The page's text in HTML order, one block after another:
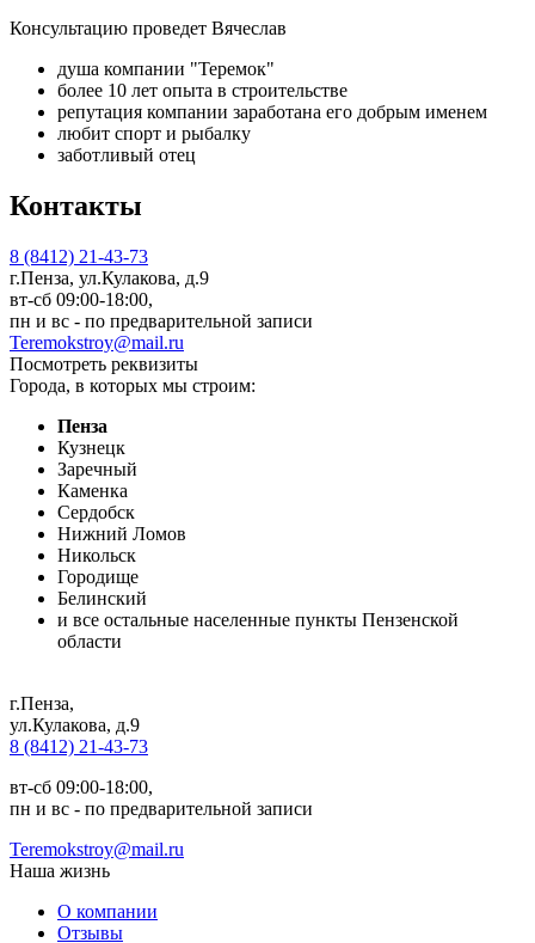
Консультацию проведет Вячеслав
душа компании "Теремок"
более 10 лет опыта в строительстве
репутация компании заработана его добрым именем
любит спорт и рыбалку
заботливый отец
Контакты
8 (8412) 21-43-73
г.Пенза, ул.Кулакова, д.9
вт-сб 09:00-18:00,
пн и вс - по предварительной записи
Teremokstroy@mail.ru
Посмотреть реквизиты
Города, в которых мы строим:
Пенза
Кузнецк
Заречный
Каменка
Сердобск
Нижний Ломов
Никольск
Городище
Белинский
и все остальные населенные пункты Пензенской
области
г.Пенза,
ул.Кулакова, д.9
8 (8412) 21-43-73
вт-сб 09:00-18:00,
пн и вс - по предварительной записи
Teremokstroy@mail.ru
Наша жизнь
О компании
Отзывы